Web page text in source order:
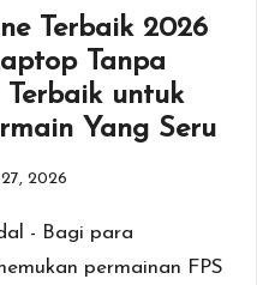
Terbaik 2026
Tanpa
untuk
Yang Seru
27, 2026
- Bagi para
permainan FPS